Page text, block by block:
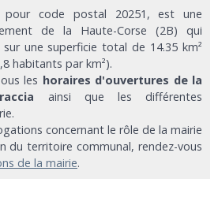
code postal 20251, est une
de la Haute-Corse (2B) qui
une superficie total de 14.35 km²
habitants par km²).
les horaires d'ouvertures de la
ainsi que les différentes
concernant le rôle de la mairie
du territoire communal, rendez-vous
de la mairie.